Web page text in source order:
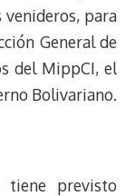
venideros, para
General de
del MippCI, el
Bolivariano.
tiene previsto